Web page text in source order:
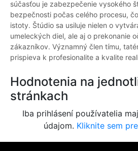
súčasťou je zabezpečenie vysokého
bezpečnosti počas celého procesu,
istoty. Štúdio sa usiluje nielen o
umeleckých diel, ale aj o prekonanie
zákazníkov. Významný člen tímu,
prispieva k profesionalite a kvalite
Hodnotenia na
stránkach
Iba prihlásení používatelia
údajom. Kliknite sem